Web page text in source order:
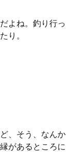
よね。釣り行っ
り。
、そう、なんか
があるところに